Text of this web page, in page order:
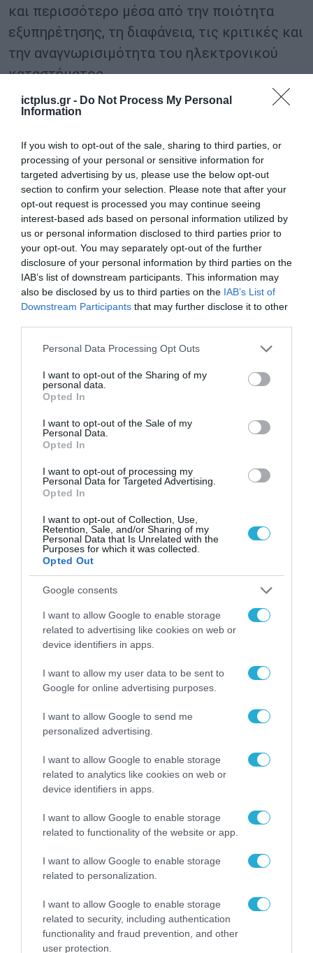
ictplus.gr - Do Not Process My Personal
Information
If you wish to opt-out of the sale, sharing to third parties, or
processing of your personal or sensitive information for
targeted advertising by us, please use the below opt-out
section to confirm your selection. Please note that after your
opt-out request is processed you may continue seeing
interest-based ads based on personal information utilized by
us or personal information disclosed to third parties prior to
your opt-out. You may separately opt-out of the further
disclosure of your personal information by third parties on the
IAB’s list of downstream participants. This information may
also be disclosed by us to third parties on the IAB’s List of
Downstream Participants that may further disclose it to other
Please note that this website/app uses one or more Google
not limited to your visit or usage behaviour. You may click to
grant or deny consent to Google and its third-party tags to
use your data for below specified purposes in below Google
consent section.
Personal Data Processing Opt Outs
I want to opt-out of the Sharing of my
personal data.
Opted In
I want to opt-out of the Sale of my
Personal Data.
Opted In
I want to opt-out of processing my
Personal Data for Targeted Advertising.
Opted In
I want to opt-out of Collection, Use,
Retention, Sale, and/or Sharing of my
Personal Data that Is Unrelated with the
Purposes for which it was collected.
Opted Out
Google consents
I want to allow Google to enable storage
related to advertising like cookies on web or
device identifiers in apps.
I want to allow my user data to be sent to
Google for online advertising purposes.
I want to allow Google to send me
personalized advertising.
I want to allow Google to enable storage
related to analytics like cookies on web or
device identifiers in apps.
I want to allow Google to enable storage
related to functionality of the website or app.
I want to allow Google to enable storage
related to personalization.
I want to allow Google to enable storage
related to security, including authentication
functionality and fraud prevention, and other
user protection.
και περισσότερο μέσα από την ποιότητα
εξυπηρέτησης, τη διαφάνεια, τις κριτικές και
την αναγνωρισιμότητα του ηλεκτρονικού
καταστήματος.
TAGS: ELTRUN
ΡΟΗ ΕΙΔΗΣΕΩΝ
Το χρηματοδοτούμενο
από την ΕΕ έργο “The
Gaming Police”
των παιδιών στο
διαδίκτυο
για τα πρόστιμα σε
παραβάσεις που
αφορούν τους ΦΗΜ
Σ. Καλαφάτης: «Η
Τεχνητή Νοημοσύνη
νέα τεχνολογία, είναι
μια νέα βιομηχανική
31.07.2026
Νέος οδηγός του ΕΚΤ
για τη χρηματοδότηση
των ελληνικών
επιχειρήσεων στον
χώρο της άμυνας
31.07.2026
Η πιο ταξιδιάρικη